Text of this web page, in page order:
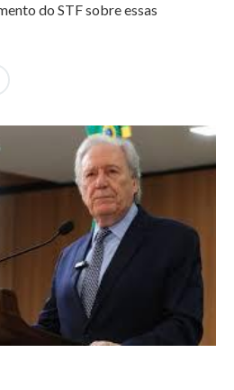
do STF sobre essas